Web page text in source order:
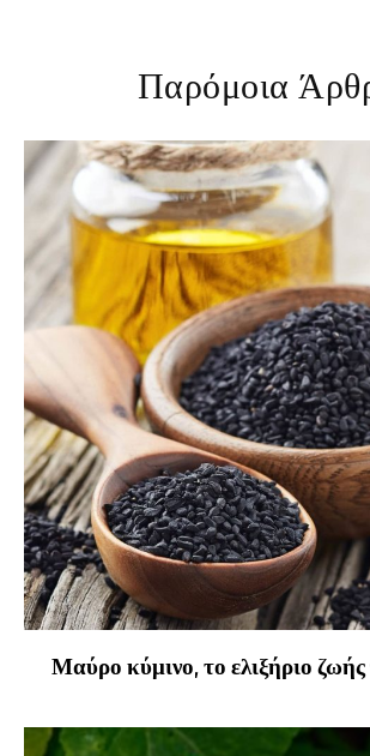
Παρόμοια
Μαύρο κύμινο, το ελιξήριο